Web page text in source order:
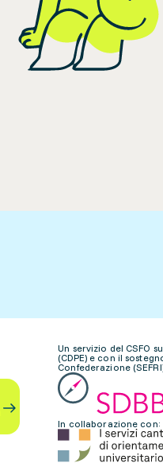
Un servizio del CSFO
(CDPE) e con il
Confederazione
In collaborazione con: